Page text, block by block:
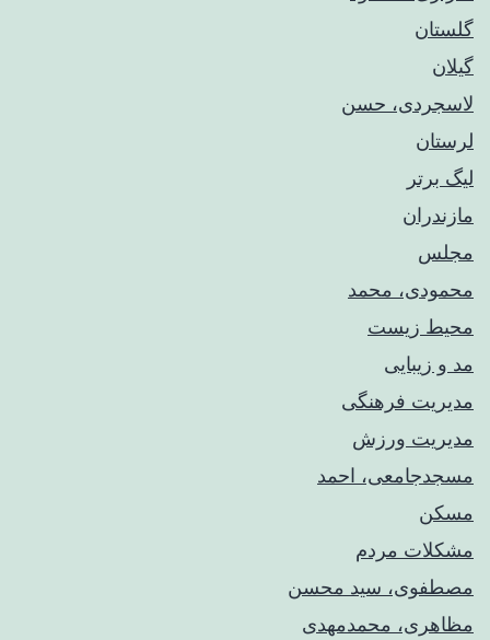
گلستان
گیلان
لاسجردی، حسن
لرستان
لیگ برتر
مازندران
مجلس
محمودی، محمد
محیط زیست
مد و زیبایی
مدیریت فرهنگی
مدیریت ورزش
مسجدجامعی، احمد
مسکن
مشکلات مردم
مصطفوی، سید محسن
مظاهری، محمدمهدی